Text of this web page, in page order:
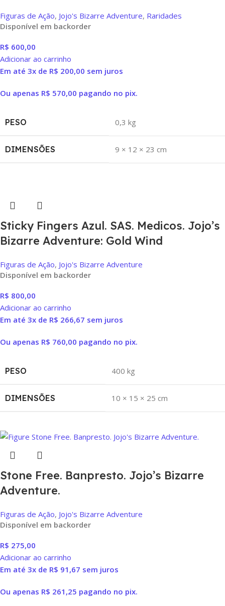
Figuras de Ação, Jojo's Bizarre Adventure, Raridades
Disponível em backorder
R$ 600,00
Adicionar ao carrinho
Em até 3x de R$ 200,00 sem juros
Ou apenas R$ 570,00 pagando no pix.
PESO 0,3 kg
DIMENSÕES 9 × 12 × 23 cm
Sticky Fingers Azul. SAS. Medicos. Jojo’s
Bizarre Adventure: Gold Wind
Figuras de Ação, Jojo's Bizarre Adventure
Disponível em backorder
R$ 800,00
Adicionar ao carrinho
Em até 3x de R$ 266,67 sem juros
Ou apenas R$ 760,00 pagando no pix.
PESO 400 kg
DIMENSÕES 10 × 15 × 25 cm
Stone Free. Banpresto. Jojo’s Bizarre
Adventure.
Figuras de Ação, Jojo's Bizarre Adventure
Disponível em backorder
R$ 275,00
Adicionar ao carrinho
Em até 3x de R$ 91,67 sem juros
Ou apenas R$ 261,25 pagando no pix.